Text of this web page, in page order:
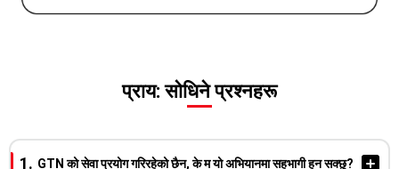
प्राय: सोधिने प्रश्नहरू
GTN को सेवा प्रयोग गरिरहेको छैन, के म यो अभियानमा सहभागी हुन सक्छु?